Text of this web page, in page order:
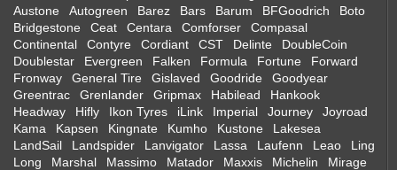
Austone
Autogreen Barez Bars Barum BFGoodrich
Boto
Bridgestone
Ceat Centara Comforser
Compasal
Continental
Contyre Cordiant CST Delinte
DoubleCoin
Doublestar
Evergreen Falken Formula Fortune
Forward
Fronway
General Tire Gislaved Goodride
Goodyear
Greentrac
Grenlander Gripmax Habilead
Hankook
Headway
Hifly Ikon Tyres iLink Imperial Journey
Joyroad
Kama
Kapsen Kingnate Kumho Kustone
Lakesea
LandSail
Landspider Lanvigator Lassa Laufenn Leao
Ling
Long
Marshal Massimo Matador Maxxis Michelin
Mirage